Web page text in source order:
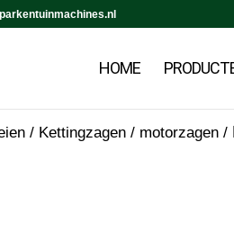
HOME
/ Kettingzagen / motorzagen /